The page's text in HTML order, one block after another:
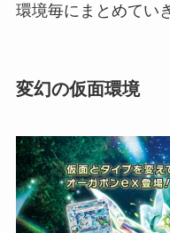
環境毎にまとめてい
変幻の仮面環境